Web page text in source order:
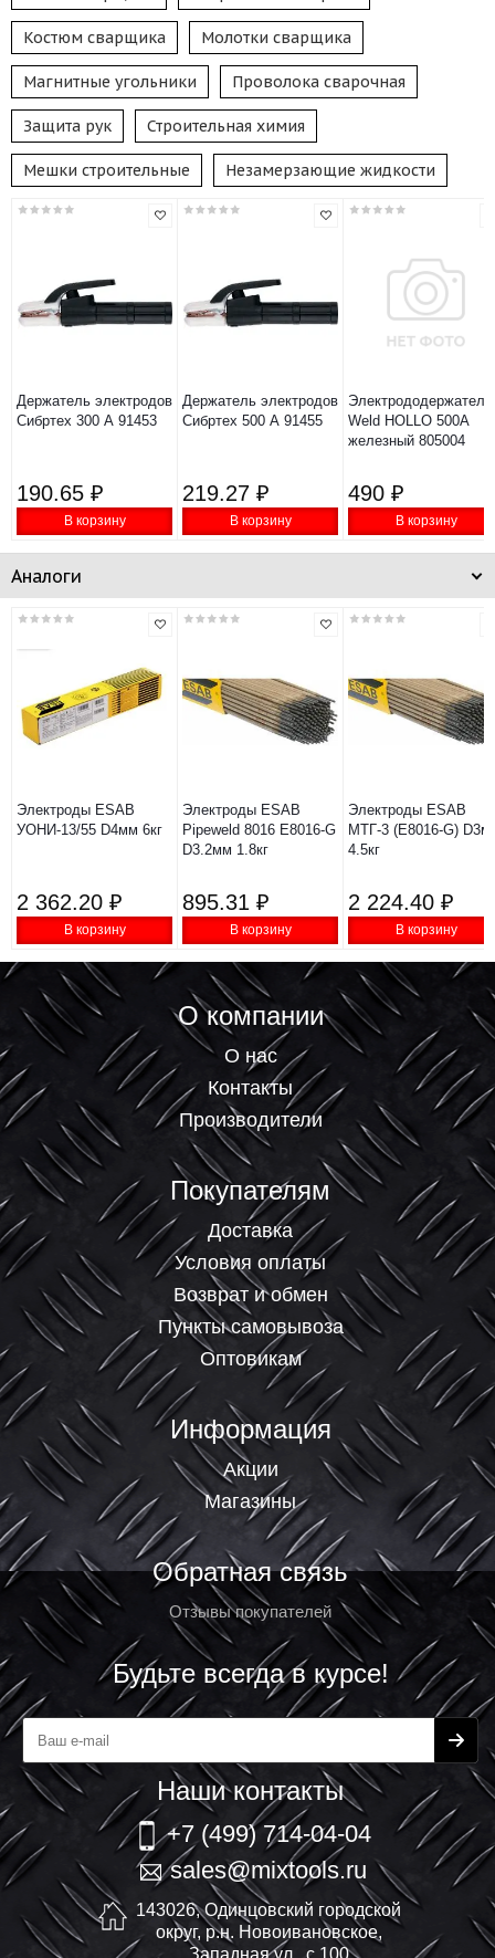
Костюм сварщика Молотки сварщика
Магнитные угольники Проволока сварочная
Защита рук Строительная химия
Мешки строительные Незамерзающие жидкости
Держатель электродов
Сибртех 300 А 91453
190.65 ₽
В корзину
Держатель электродов
Сибртех 500 А 91455
219.27 ₽
В корзину
Электрододержатель
Weld HOLLO 500А
железный 805004
490 ₽
В корзину
Аналоги
Электроды ESAB
УОНИ-13/55 D4мм 6кг
2 362.20 ₽
В корзину
Электроды ESAB
Pipeweld 8016 E8016-G
D3.2мм 1.8кг
895.31 ₽
В корзину
Электроды ESAB
МТГ-3 (E8016-G)
4.5кг
2 224.40 ₽
В корзину
О компании
О нас
Контакты
Производители
Покупателям
Доставка
Условия оплаты
Возврат и обмен
Пункты самовывоза
Оптовикам
Информация
Акции
Магазины
Обратная связь
Отзывы покупателей
Будьте всегда в курсе!
Наши контакты
+7 (499) 714-04-04
sales@mixtools.ru
143026, Одинцовский городской
округ, р.н. Новоивановское,
Западная ул., с.100